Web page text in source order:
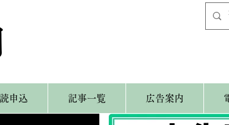
申込 記事一覧 広告案内